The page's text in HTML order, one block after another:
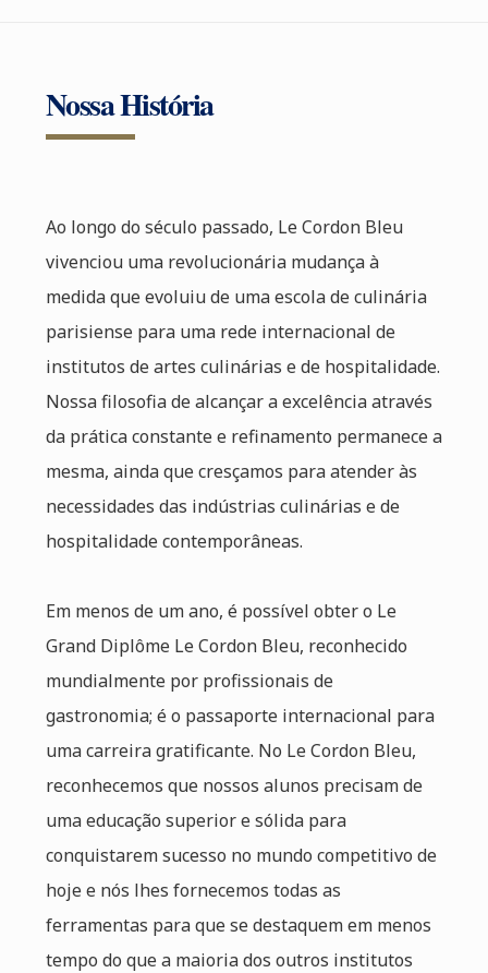
Nossa História
Ao longo do século passado, Le Cordon Bleu
vivenciou uma revolucionária mudança à
medida que evoluiu de uma escola de culinária
parisiense para uma rede internacional de
institutos de artes culinárias e de hospitalidade.
Nossa filosofia de alcançar a excelência através
da prática constante e refinamento permanece a
mesma, ainda que cresçamos para atender às
necessidades das indústrias culinárias e de
hospitalidade contemporâneas.
Em menos de um ano, é possível obter o Le
Grand Diplôme Le Cordon Bleu, reconhecido
mundialmente por profissionais de
gastronomia; é o passaporte internacional para
uma carreira gratificante. No Le Cordon Bleu,
reconhecemos que nossos alunos precisam de
uma educação superior e sólida para
conquistarem sucesso no mundo competitivo de
hoje e nós lhes fornecemos todas as
ferramentas para que se destaquem em menos
tempo do que a maioria dos outros institutos